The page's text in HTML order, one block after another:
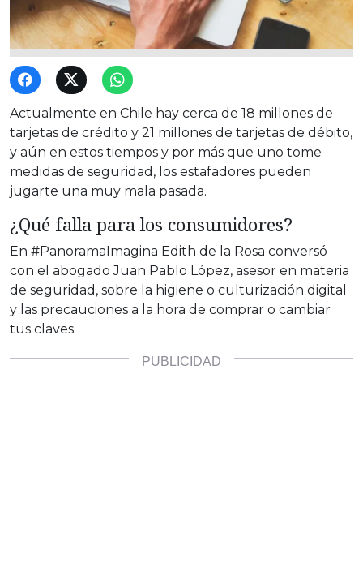
Actualmente en Chile hay cerca de 18 millones de
tarjetas de crédito y 21 millones de tarjetas de débito,
y aún en estos tiempos y por más que uno tome
medidas de seguridad, los estafadores pueden
jugarte una muy mala pasada.
¿Qué falla para los consumidores?
En #PanoramaImagina Edith de la Rosa conversó
con el abogado Juan Pablo López, asesor en materia
de seguridad, sobre la higiene o culturización digital
y las precauciones a la hora de comprar o cambiar
tus claves.